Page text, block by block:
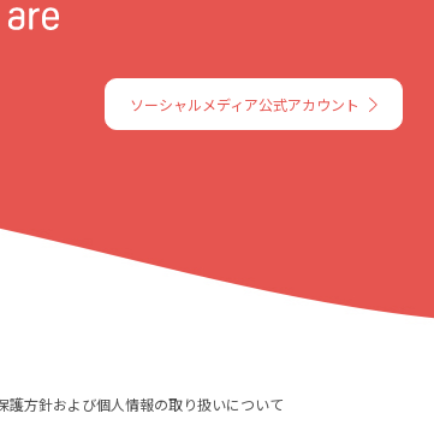
ソーシャルメディア公式アカウント
護方針および個人情報の取り扱いについて